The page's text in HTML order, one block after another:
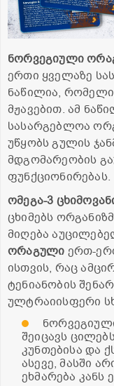
ნორვეგიული
ერთი ყველაზე
ნაწილია,
მჟავებით. ამ
სასარგებლოა
უწყობს გულის
მდგომარეობის
ფუნქციონირებას.
ომეგა-3
ცხიმებს
მიღება
ორაგული ერთ-
ისთვის, რაც
ტენიანობის
ულტრაიისფერი
შეიცავს
კუნთებისა და
ასევე, მასში
ეხმარება კანს